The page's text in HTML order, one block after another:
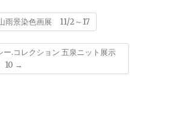
雨景染色画展 11/2～17
.コレクション 五泉ニット展示
10 →